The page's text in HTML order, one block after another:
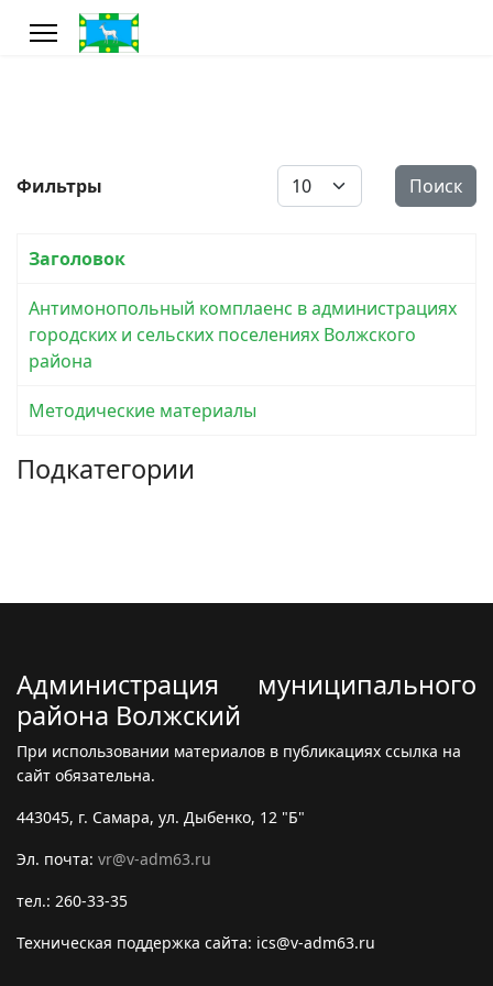
Фильтры Кол-во строк: Поиск
Заголовок
Антимонопольный комплаенс в администрациях
городских и сельских поселениях Волжского
района
Методические материалы
Подкатегории
Администрация муниципального
района Волжский
При использовании материалов в публикациях ссылка на
сайт обязательна.
443045, г. Самара, ул. Дыбенко, 12 "Б"
Эл. почта: vr@v-adm63.ru
тел.: 260-33-35
Техническая поддержка сайта: ics@v-adm63.ru